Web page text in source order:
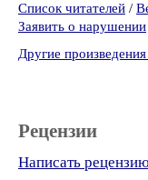
Список читателей /
Заявить о нарушении
Другие
Рецензии
Написать рецензию